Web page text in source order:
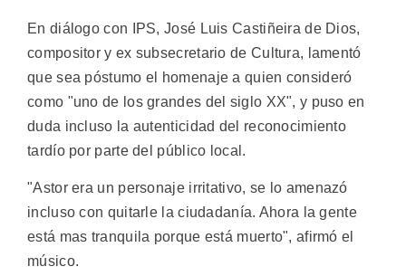
En diálogo con IPS, José Luis Castiñeira de Dios,
compositor y ex subsecretario de Cultura, lamentó
que sea póstumo el homenaje a quien consideró
como "uno de los grandes del siglo XX", y puso en
duda incluso la autenticidad del reconocimiento
tardío por parte del público local.
"Astor era un personaje irritativo, se lo amenazó
incluso con quitarle la ciudadanía. Ahora la gente
está mas tranquila porque está muerto", afirmó el
músico.